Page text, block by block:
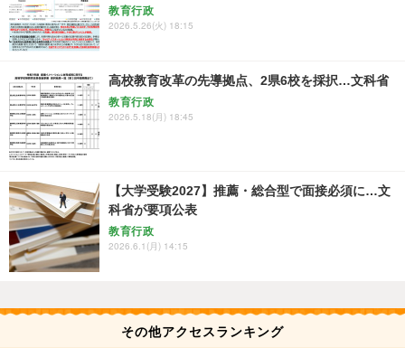
教育行政
2026.5.26(火) 18:15
高校教育改革の先導拠点、2県6校を採択…文科省
教育行政
2026.5.18(月) 18:45
【大学受験2027】推薦・総合型で面接必須に…文
科省が要項公表
教育行政
2026.6.1(月) 14:15
その他アクセスランキング